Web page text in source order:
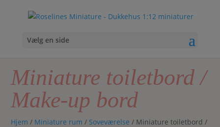
Vælg en side
Miniature toiletbord /
Make-up bord
Hjem / Miniature rum / Soveværelse / Miniature toiletbord /